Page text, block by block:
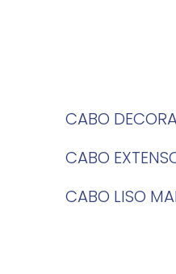
CABO
CABO
CABO LISO